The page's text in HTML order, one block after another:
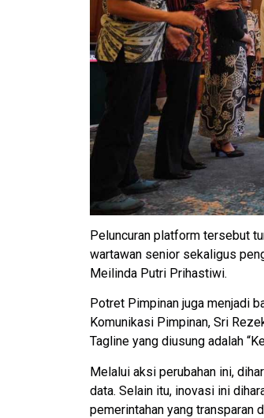
Peluncuran platform tersebut
wartawan senior sekaligus
Meilinda Putri Prihastiwi.
Potret Pimpinan juga menjadi
Komunikasi Pimpinan, Sri
Tagline yang diusung adalah
Melalui aksi perubahan ini,
data. Selain itu, inovasi ini
pemerintahan yang transparan